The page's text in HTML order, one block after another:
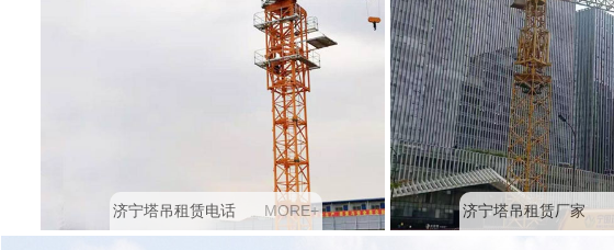
济宁塔吊租赁电话 MORE+ 济宁塔吊租赁厂家